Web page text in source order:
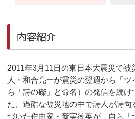
内容紹介
2011年3月11日の東日本大震災で被
人・和合亮一が震災の翌週から「ツ
ら「詩の礫」と命名）の発信を続け
た。過酷な被災地の中で詩人が詩句
づいた作曲家・新実徳英が、自ら「